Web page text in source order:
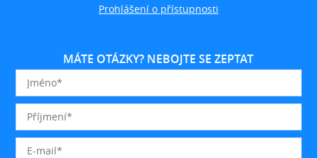
Prohlášení o přístupnosti
MÁTE OTÁZKY? NEBOJTE SE ZEPTAT